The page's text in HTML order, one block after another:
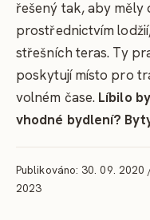
řešený tak, aby
prostřednictvím
střešních teras. Ty
poskytují místo pro
volném čase. Líbilo
vhodné bydlení?
Publikováno: 30. 09.
2023